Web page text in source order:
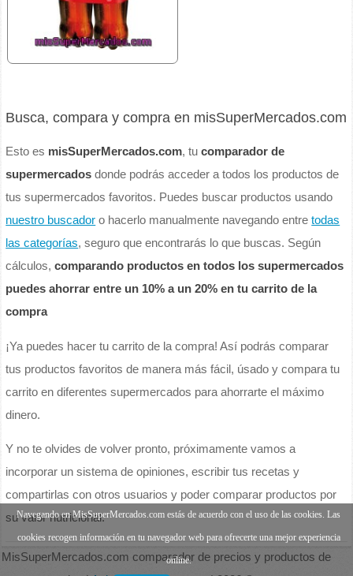
Busca, compara y compra en misSuperMercados.com
Esto es misSuperMercados.com, tucomparador de
supermercados donde podrás acceder a todos los productos de
tus supermercados favoritos. Puedes buscar productos usando
nuestro buscador o hacerlo manualmente navegando entretodas
las categorías, seguro que encontrarás lo que buscas. Según
cálculos,comparando productos en todos los supermercados
puedes ahorrar entre un 10% a un 20% en tu carrito de la
compra
¡Ya puedes hacer tu carrito de la compra! Así podrás comparar
tus productos favoritos de manera más fácil, úsado y compara tu
carrito en diferentes supermercados para ahorrarte el máximo
dinero.
Y no te olvides de volver pronto, próximamente vamos a
incorporar un sistema de opiniones, escribir tus recetas y
compartirlas con otros usuarios y poder comparar productos por
su valor nutricional.
MisSuperMercados.com comparador de precios y productos de
Navegando en MisSuperMercados.com estás de acuerdo con el uso de las cookies. Las
cookies recogen información en tu navegador web para ofrecerte una mejor experiencia
online.